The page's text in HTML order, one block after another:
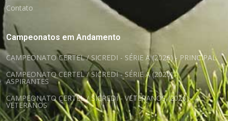
Contato
Campeonatos em Andamento
CAMPEONATO CERTEL / SICREDI - SÉRIE A (2026) - PRINCIPAL
CAMPEONATO CERTEL / SICREDI - SÉRIE A (2026) -
ASPIRANTES
CAMPEONATO CERTEL / SICREDI - VETERANOS (2026) -
VETERANOS